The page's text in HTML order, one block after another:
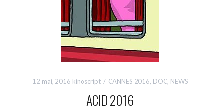
12 mai, 2016 kinoscript CANNES 2016, DOC, NEWS
ACID 2016